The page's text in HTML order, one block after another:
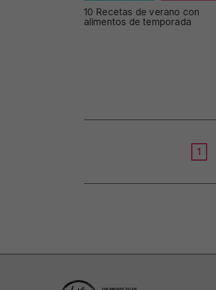
10 Recetas de verano con
alimentos de temporada
1